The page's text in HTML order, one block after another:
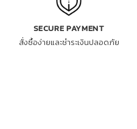
SECURE PAYMENT
สั่งซื้อง่ายและชำระเงินปลอดภัย